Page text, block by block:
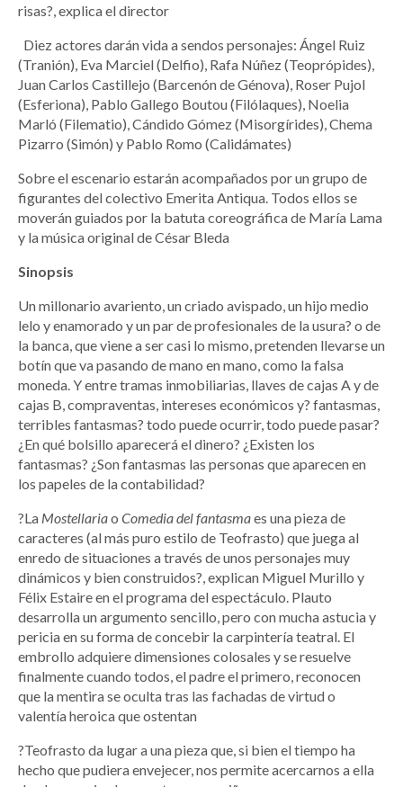
risas?, explica el director
Diez actores darán vida a sendos personajes: Ángel Ruiz
(Tranión), Eva Marciel (Delfio), Rafa Núñez (Teoprópides),
Juan Carlos Castillejo (Barcenón de Génova), Roser Pujol
(Esferiona), Pablo Gallego Boutou (Filólaques), Noelia
Marló (Filematio), Cándido Gómez (Misorgírides), Chema
Pizarro (Simón) y Pablo Romo (Calidámates)
Sobre el escenario estarán acompañados por un grupo de
figurantes del colectivo Emerita Antiqua. Todos ellos se
moverán guiados por la batuta coreográfica de María Lama
y la música original de César Bleda
Sinopsis
Un millonario avariento, un criado avispado, un hijo medio
lelo y enamorado y un par de profesionales de la usura? o de
la banca, que viene a ser casi lo mismo, pretenden llevarse un
botín que va pasando de mano en mano, como la falsa
moneda. Y entre tramas inmobiliarias, llaves de cajas A y de
cajas B, compraventas, intereses económicos y? fantasmas,
terribles fantasmas? todo puede ocurrir, todo puede pasar?
¿En qué bolsillo aparecerá el dinero? ¿Existen los
fantasmas? ¿Son fantasmas las personas que aparecen en
los papeles de la contabilidad?
?La Mostellariao Comedia del fantasmaes una pieza de
caracteres (al más puro estilo de Teofrasto) que juega al
enredo de situaciones a través de unos personajes muy
dinámicos y bien construidos?, explican Miguel Murillo y
Félix Estaire en el programa del espectáculo. Plauto
desarrolla un argumento sencillo, pero con mucha astucia y
pericia en su forma de concebir la carpintería teatral. El
embrollo adquiere dimensiones colosales y se resuelve
finalmente cuando todos, el padre el primero, reconocen
que la mentira se oculta tras las fachadas de virtud o
valentía heroica que ostentan
?Teofrasto da lugar a una pieza que, si bien el tiempo ha
hecho que pudiera envejecer, nos permite acercarnos a ella